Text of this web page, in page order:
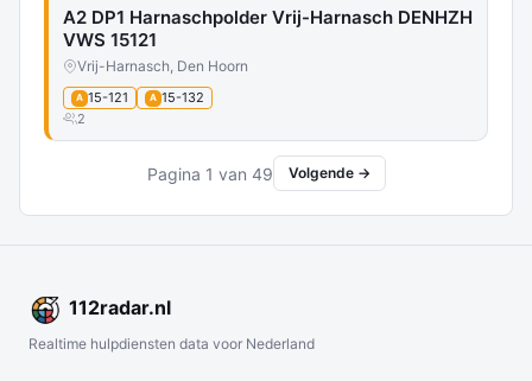
A2 DP1 Harnaschpolder Vrij-Harnasch DENHZH
VWS 15121
Vrij-Harnasch, Den Hoorn
A 15-121 A 15-132
2
Pagina 1 van 49 Volgende →
112radar.nl
Realtime hulpdiensten data voor Nederland